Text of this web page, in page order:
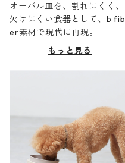
オーバル皿を、割れにくく、
欠けにくい食器として、b fib
er素材で現代に再現。
もっと見る